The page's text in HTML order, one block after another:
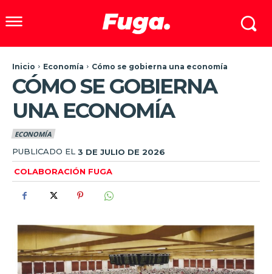
Inicio Economía Cómo se gobierna una economía
CÓMO SE GOBIERNA
UNA ECONOMÍA
ECONOMÍA
PUBLICADO EL 3 DE JULIO DE 2026
COLABORACIÓN FUGA